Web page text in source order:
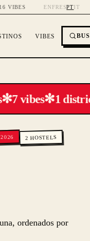
VIBES EN FR ESPTIT
VIBES
✻7 vibes✻1
2 HOSTELS
ordenados por